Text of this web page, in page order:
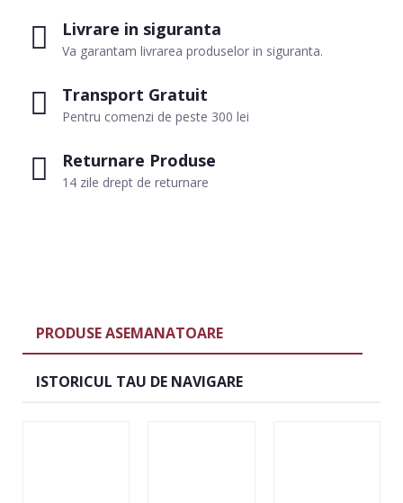
Livrare in siguranta
Va garantam livrarea produselor in siguranta.
Transport Gratuit
Pentru comenzi de peste 300 lei
Returnare Produse
14 zile drept de returnare
PRODUSE ASEMANATOARE
ISTORICUL TAU DE NAVIGARE